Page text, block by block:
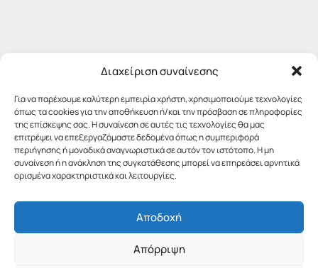
Διαχείριση συναίνεσης
Για να παρέχουμε καλύτερη εμπειρία χρήστη, χρησιμοποιούμε τεχνολογίες
όπως τα cookies για την αποθήκευση ή/και την πρόσβαση σε πληροφορίες
της επίσκεψης σας. Η συναίνεση σε αυτές τις τεχνολογίες θα μας
επιτρέψει να επεξεργαζόμαστε δεδομένα όπως η συμπεριφορά
περιήγησης ή μοναδικά αναγνωριστικά σε αυτόν τον ιστότοπο. Η μη
συναίνεση ή η ανάκληση της συγκατάθεσης μπορεί να επηρεάσει αρνητικά
ορισμένα χαρακτηριστικά και λειτουργίες.
Αποδοχή
Απόρριψη